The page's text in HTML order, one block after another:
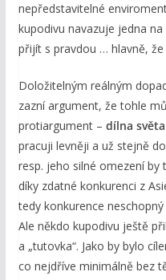
nepředstavitelné
kupodivu navazuje jedna
přijít s pravdou … hlavně, že
Doložitelným reálným
zazní argument, že tohle
protiargument – dílna
pracuji levněji a už stejně
resp. jeho silné omezení
díky zdatné konkurenci z
tedy konkurence
Ale někdo kupodivu ještě
a „tutovka“. Jako by bylo
co nejdříve minimálně bez